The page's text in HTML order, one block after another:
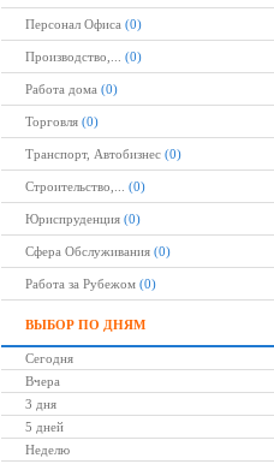
Персонал Офиса (0)
Производство,... (0)
Работа дома (0)
Торговля (0)
Транспорт, Автобизнес (0)
Строительство,... (0)
Юриспруденция (0)
Сфера Обслуживания (0)
Работа за Рубежом (0)
ВЫБОР ПО ДНЯМ
Сегодня
Вчера
3 дня
5 дней
Неделю